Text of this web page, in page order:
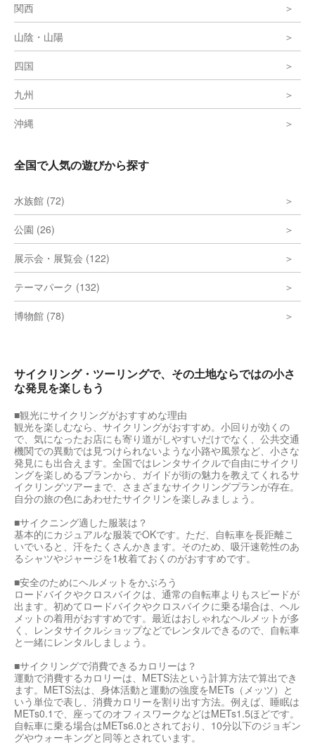
関西
山陰・山陽
四国
九州
沖縄
全国で人気の遊びから探す
水族館 (72)
公園 (26)
展示会・展覧会 (122)
テーマパーク (132)
博物館 (78)
サイクリング・ツーリングで、その土地ならではの小さ
な発見を楽しもう
■観光にサイクリングがおすすめな理由
観光を楽しむなら、サイクリングがおすすめ。小回りが効くの
で、気になったお店にも寄り道がしやすいだけでなく、公共交通
機関での異動では見つけられないような小路や風景など、小さな
発見にも出合えます。全国ではレンタサイクルで自由にサイクリ
ングを楽しめるプランから、ガイドが街の魅力を教えてくれるサ
イクリングツアーまで、さまざまなサイクリングプランが存在。
自分の旅の色にあわせたサイクリンを楽しみましょう。
■サイクニング適した服装は？
基本的にカジュアルな服装でOKです。ただ、自転車を長距離こ
いでいると、汗をたくさんかきます。そのため、吸汗速乾性のあ
るシャツやジャージを1枚着ておくのがおすすめです。
■安全のためにヘルメットをかぶろう
ロードバイクやクロスバイクは、通常の自転車よりもスピードが
出ます。初めてロードバイクやクロスバイクに乗る場合は、ヘル
メットの着用がおすすめです。最近はおしゃれなヘルメットが多
く、レンタサイクルショップなどでレンタルできるので、自転車
と一緒にレンタルしましょう。
■サイクリングで消費できるカロリーは？
運動で消費するカロリーは、METS法という計算方法で算出でき
ます。METS法は、身体活動と運動の強度をMETs（メッツ）と
いう単位で表し、消費カロリーを割り出す方法。例えば、睡眠は
METs0.1で、座ってのオフィスワークなどはMETs1.5ほどです。
自転車に乗る場合はMETs6.0とされており、10分以下のジョギン
グやウォーキングと同等とされています。